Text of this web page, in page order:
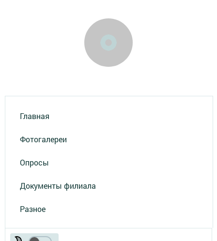
Главная
Фотогалереи
Опросы
Документы филиала
Разное